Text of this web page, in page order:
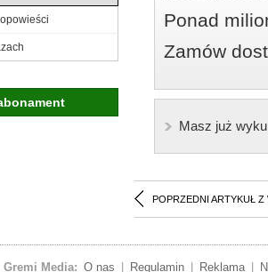
Ponad
Zamów
Masz już
POPRZEDNI ARTYKUŁ Z
Gremi Media: O nas Regulamin Reklama